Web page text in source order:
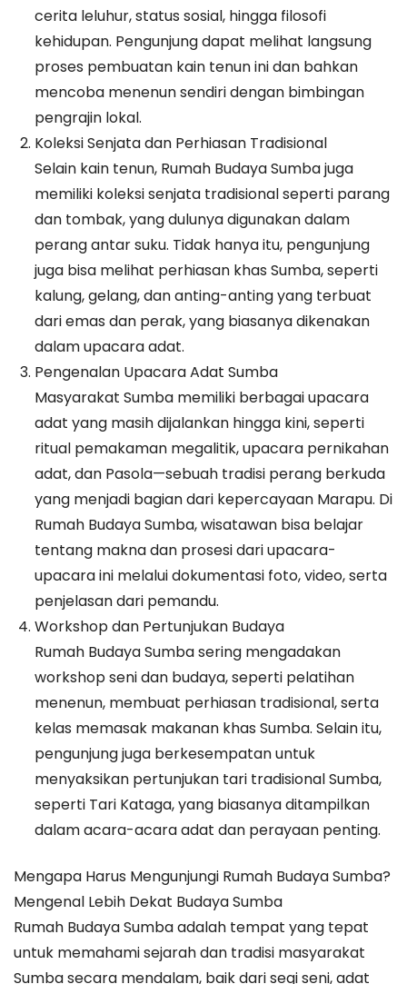
cerita leluhur, status sosial, hingga filosofi
kehidupan. Pengunjung dapat melihat langsung
proses pembuatan kain tenun ini dan bahkan
mencoba menenun sendiri dengan bimbingan
pengrajin lokal.
Koleksi Senjata dan Perhiasan Tradisional
Selain kain tenun, Rumah Budaya Sumba juga
memiliki koleksi senjata tradisional seperti parang
dan tombak, yang dulunya digunakan dalam
perang antar suku. Tidak hanya itu, pengunjung
juga bisa melihat perhiasan khas Sumba, seperti
kalung, gelang, dan anting-anting yang terbuat
dari emas dan perak, yang biasanya dikenakan
dalam upacara adat.
Pengenalan Upacara Adat Sumba
Masyarakat Sumba memiliki berbagai upacara
adat yang masih dijalankan hingga kini, seperti
ritual pemakaman megalitik, upacara pernikahan
adat, dan Pasola—sebuah tradisi perang berkuda
yang menjadi bagian dari kepercayaan Marapu. Di
Rumah Budaya Sumba, wisatawan bisa belajar
tentang makna dan prosesi dari upacara-
upacara ini melalui dokumentasi foto, video, serta
penjelasan dari pemandu.
Workshop dan Pertunjukan Budaya
Rumah Budaya Sumba sering mengadakan
workshop seni dan budaya, seperti pelatihan
menenun, membuat perhiasan tradisional, serta
kelas memasak makanan khas Sumba. Selain itu,
pengunjung juga berkesempatan untuk
menyaksikan pertunjukan tari tradisional Sumba,
seperti Tari Kataga, yang biasanya ditampilkan
dalam acara-acara adat dan perayaan penting.
Mengapa Harus Mengunjungi Rumah Budaya Sumba?
Mengenal Lebih Dekat Budaya Sumba
Rumah Budaya Sumba adalah tempat yang tepat
untuk memahami sejarah dan tradisi masyarakat
Sumba secara mendalam, baik dari segi seni, adat